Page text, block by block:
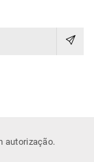
autorização.